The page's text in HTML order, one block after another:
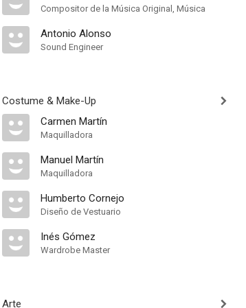
Compositor de la Música Original, Música
Antonio Alonso
Sound Engineer
Costume & Make-Up
Carmen Martín
Maquilladora
Manuel Martín
Maquilladora
Humberto Cornejo
Diseño de Vestuario
Inés Gómez
Wardrobe Master
Arte